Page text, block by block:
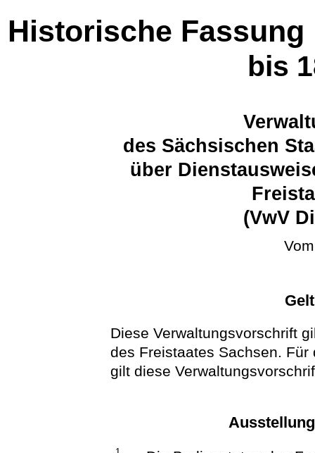
Historische Fassung
bis
des Sächsischen
über
(VwV
Diese Verwaltungsvorschrift
des Freistaates Sachsen.
gilt diese